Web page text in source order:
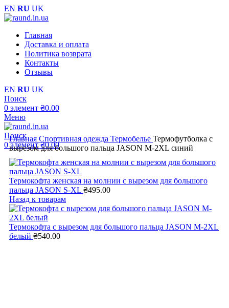
EN RU UK
Главная
Доставка и оплата
Политика возврата
Контакты
Отзывы
EN RU UK
Поиск
0 элемент ₴0.00
Меню
Поиск
0элемент ₴0.00
Главная Cпортивная одежда Термобелье Термофутболка с
вырезом для большого пальца JASON M-2XL синий
Термокофта женская на молнии с вырезом для большого
пальца JASON S-XL ₴495.00
Назад к товарам
Термокофта с вырезом для большого пальца JASON M-2XL
белый ₴540.00